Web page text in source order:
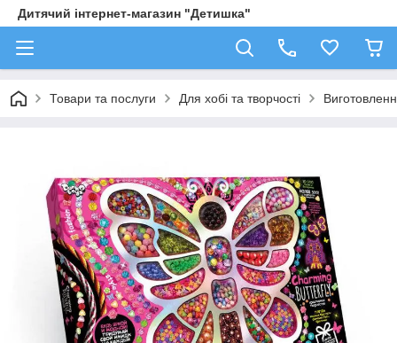
Дитячий інтернет-магазин "Детишка"
Товари та послуги Для хобі та творчості